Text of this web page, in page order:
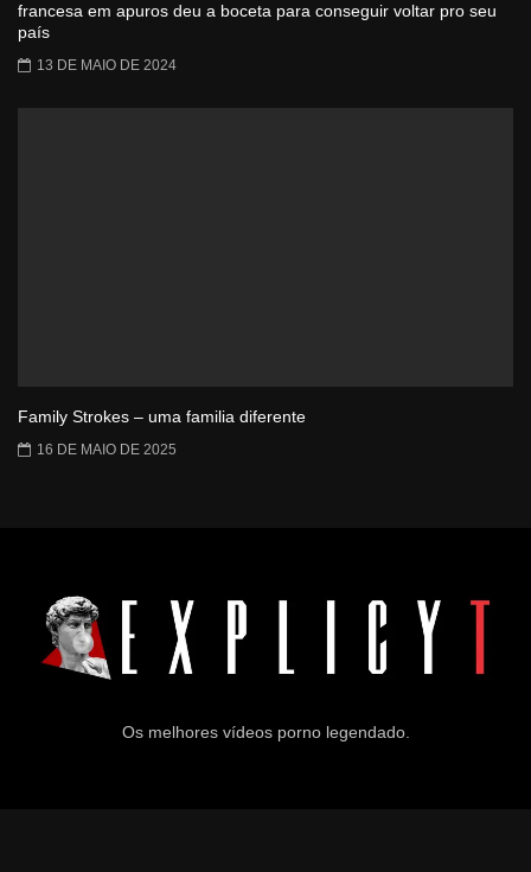
francesa em apuros deu a boceta para conseguir voltar pro seu
país
13 DE MAIO DE 2024
Family Strokes – uma familia diferente
16 DE MAIO DE 2025
Os melhores vídeos porno legendado.